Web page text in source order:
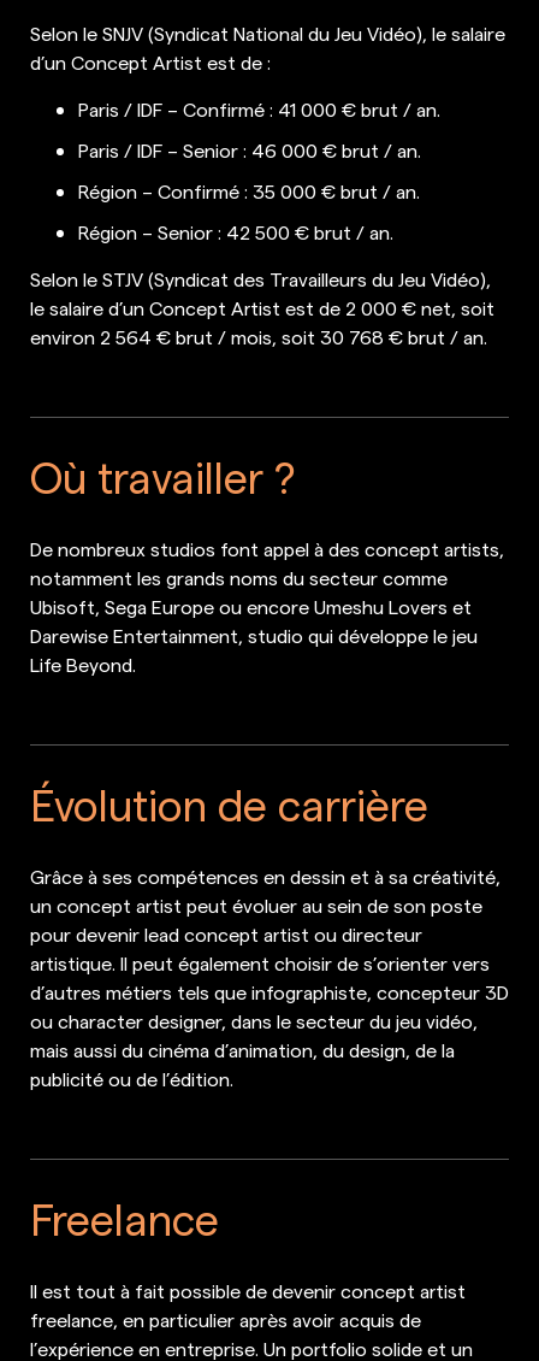
Selon le SNJV (Syndicat National du Jeu Vidéo), le salaire
d’un Concept Artist est de :
Paris / IDF – Confirmé : 41 000 € brut / an.
Paris / IDF – Senior : 46 000 € brut / an.
Région – Confirmé : 35 000 € brut / an.
Région – Senior : 42 500 € brut / an.
Selon le STJV (Syndicat des Travailleurs du Jeu Vidéo),
le salaire d’un Concept Artist est de 2 000 € net, soit
environ 2 564 € brut / mois, soit 30 768 € brut / an.
Où travailler ?
De nombreux studios font appel à des concept artists,
notamment les grands noms du secteur comme
Ubisoft, Sega Europe ou encore Umeshu Lovers et
Darewise Entertainment, studio qui développe le jeu
Life Beyond.
Évolution de carrière
Grâce à ses compétences en dessin et à sa créativité,
un concept artist peut évoluer au sein de son poste
pour devenir lead concept artist ou directeur
artistique. Il peut également choisir de s’orienter vers
d’autres métiers tels que infographiste, concepteur 3D
ou character designer, dans le secteur du jeu vidéo,
mais aussi du cinéma d’animation, du design, de la
publicité ou de l’édition.
Freelance
Il est tout à fait possible de devenir concept artist
freelance, en particulier après avoir acquis de
l’expérience en entreprise. Un portfolio solide et un